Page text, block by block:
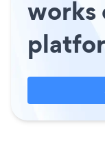
works